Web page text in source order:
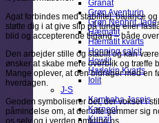
Granat
Grøn Aventurin
Grøn Nephrit Jade
Hæmatit
Hæmatit kvarts
Honning calcit
Howlit
Harlekin Kvarts
Iolit
J-S
Kambaba Jaspis
Karneol
Kunzit
Agat forbindes med stabilitet, balance
støtte dig i at give slip på tunge eller
blid og accepterende tilgang – både
Den arbejder stille og stabilt og kan
ønsker at skabe mere overblik og træffe
Mange oplever, at den bidrager med en
hverdagen.
Geoden symboliserer det, der vokser i
påmindelse om, at der ofte gemmer sig
os selv og i verden omkring os.